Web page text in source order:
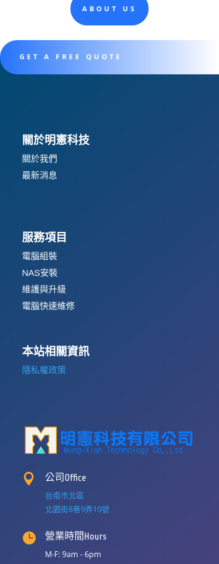
ABOUT US
GET A FREE QUOTE
關於明憲科技
關於我們
最新消息
服務項目
電腦組裝
NAS安裝
維護與升級
電腦快速維修
本站相關資訊
隱私權政策
 公司Office
台南市北區
北園街8巷9弄10號
 營業時間Hours
M-F: 9am - 6pm